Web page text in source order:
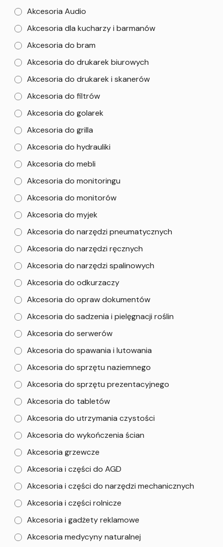
Akcesoria Audio
Akcesoria dla kucharzy i barmanów
Akcesoria do bram
Akcesoria do drukarek biurowych
Akcesoria do drukarek i skanerów
Akcesoria do filtrów
Akcesoria do golarek
Akcesoria do grilla
Akcesoria do hydrauliki
Akcesoria do mebli
Akcesoria do monitoringu
Akcesoria do monitorów
Akcesoria do myjek
Akcesoria do narzędzi pneumatycznych
Akcesoria do narzędzi ręcznych
Akcesoria do narzędzi spalinowych
Akcesoria do odkurzaczy
Akcesoria do opraw dokumentów
Akcesoria do sadzenia i pielęgnacji roślin
Akcesoria do serwerów
Akcesoria do spawania i lutowania
Akcesoria do sprzętu naziemnego
Akcesoria do sprzętu prezentacyjnego
Akcesoria do tabletów
Akcesoria do utrzymania czystości
Akcesoria do wykończenia ścian
Akcesoria grzewcze
Akcesoria i części do AGD
Akcesoria i części do narzędzi mechanicznych
Akcesoria i części rolnicze
Akcesoria i gadżety reklamowe
Akcesoria medycyny naturalnej